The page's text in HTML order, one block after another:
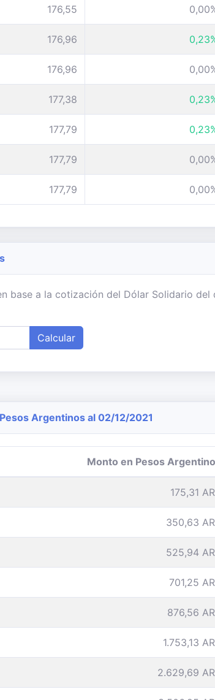
176,55
176,96
176,96
177,38
177,79
177,79
177,79
base a la cotización del Dólar Solidario del
Calcular
Argentinos al 02/12/2021
Monto en Pesos
175,31
350,63
525,94
701,25
876,56
1.753,13
2.629,69